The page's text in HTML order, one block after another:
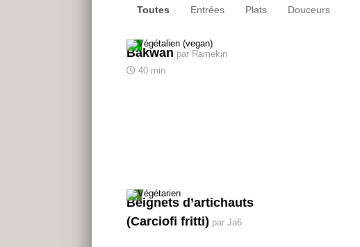
Toutes Entrées Plats Douceurs
Bakwan par Ramekin
40 min
Beignets d’artichauts
(Carciofi fritti) par Ja6